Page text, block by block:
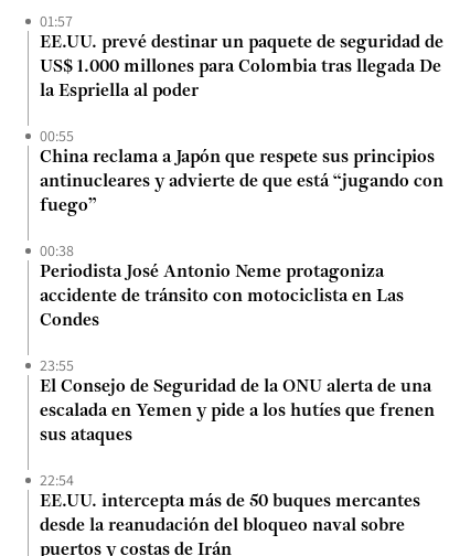
01:57
EE.UU. prevé destinar un paquete de seguridad de
US$ 1.000 millones para Colombia tras llegada De
la Espriella al poder
00:55
China reclama a Japón que respete sus principios
antinucleares y advierte de que está “jugando con
fuego”
00:38
Periodista José Antonio Neme protagoniza
accidente de tránsito con motociclista en Las
Condes
23:55
El Consejo de Seguridad de la ONU alerta de una
escalada en Yemen y pide a los hutíes que frenen
sus ataques
22:54
EE.UU. intercepta más de 50 buques mercantes
desde la reanudación del bloqueo naval sobre
puertos y costas de Irán